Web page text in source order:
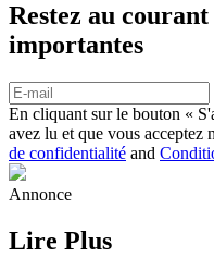
Restez au
importantes
En cliquant sur le bouton «
avez lu et que vous acceptez
de confidentialité and
Annonce
Lire Plus